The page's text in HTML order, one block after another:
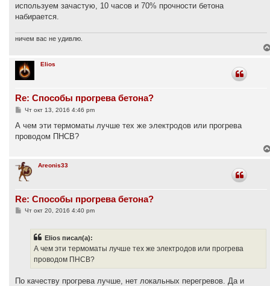
используем зачастую, 10 часов и 70% прочности бетона
набирается.
ничем вас не удивлю.
Elios
Re: Способы прогрева бетона?
С
о
щ
е
Чт окт 13, 2016 4:46 pm
А чем эти термоматы лучше тех же электродов или прогрева
проводом ПНСВ?
Areonis33
Re: Способы прогрева бетона?
СЧт окт 20, 2016 4:40 pm
Elios писал(а):
А чем эти термоматы лучше тех же электродов или прогрева
проводом ПНСВ?
По качеству прогрева лучше, нет локальных перегревов. Да и